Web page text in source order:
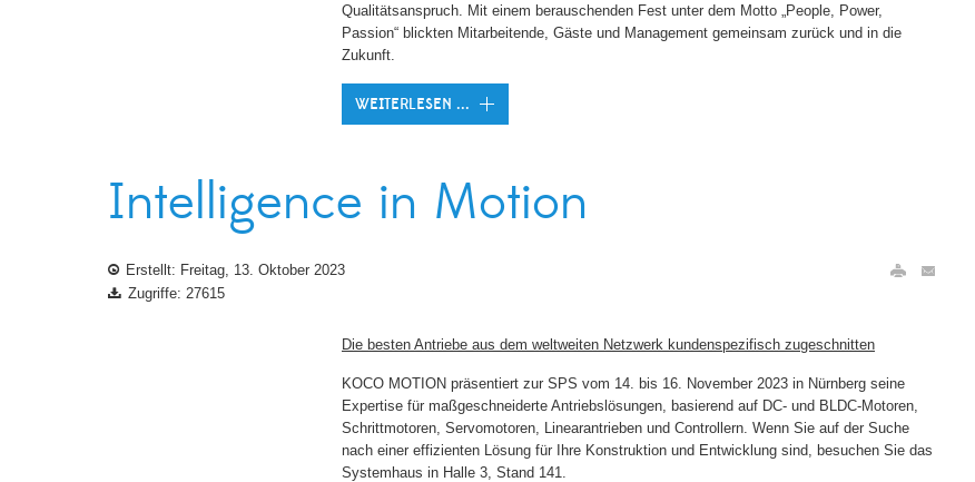
Qualitätsanspruch. Mit einem berauschenden Fest unter dem Motto „People, Power,
Passion“ blickten Mitarbeitende, Gäste und Management gemeinsam zurück und in die
Zukunft.
WEITERLESEN ...
Intelligence in Motion
Erstellt: Freitag, 13. Oktober 2023
Zugriffe: 27615
Die besten Antriebe aus dem weltweiten Netzwerk kundenspezifisch zugeschnitten
KOCO MOTION präsentiert zur SPS vom 14. bis 16. November 2023 in Nürnberg seine
Expertise für maßgeschneiderte Antriebslösungen, basierend auf DC- und BLDC-Motoren,
Schrittmotoren, Servomotoren, Linearantrieben und Controllern. Wenn Sie auf der Suche
nach einer effizienten Lösung für Ihre Konstruktion und Entwicklung sind, besuchen Sie das
Systemhaus in Halle 3, Stand 141.